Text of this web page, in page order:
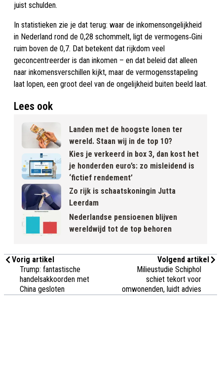
juist schulden.
In statistieken zie je dat terug: waar de inkomensongelijkheid
in Nederland rond de 0,28 schommelt, ligt de vermogens‑Gini
ruim boven de 0,7. Dat betekent dat rijkdom veel
geconcentreerder is dan inkomen – en dat beleid dat alleen
naar inkomensverschillen kijkt, maar de vermogensstapeling
laat lopen, een groot deel van de ongelijkheid buiten beeld laat.
Lees ook
Landen met de hoogste lonen ter
wereld. Staan wij in de top 10?
Kies je verkeerd in box 3, dan kost het
je honderden euro’s: zo misleidend is
‘fictief rendement’
Zo rijk is schaatskoningin Jutta
Leerdam
Nederlandse pensioenen blijven
wereldwijd tot de top behoren
Vorig artikel
Trump: fantastische
handelsakkoorden met
China gesloten
Volgend artikel
Milieustudie Schiphol
schiet tekort voor
omwonenden, luidt advies